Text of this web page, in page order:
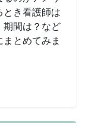
とき看護師は
期間は？など
とめてみま